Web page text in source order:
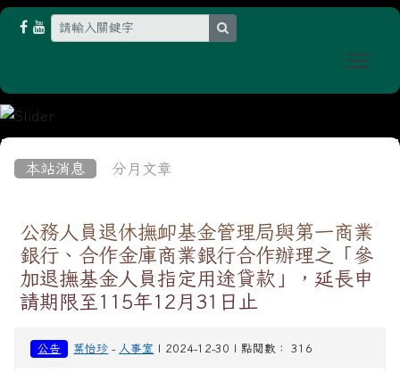
本站消息 分月文章
公務人員退休撫卹基金管理局與第一商業
銀行、合作金庫商業銀行合作辦理之「參
加退撫基金人員指定用途貸款」，延長申
請期限至115年12月31日止
公告 葉怡珍 - 人事室 | 2024-12-30 | 點閱數： 316